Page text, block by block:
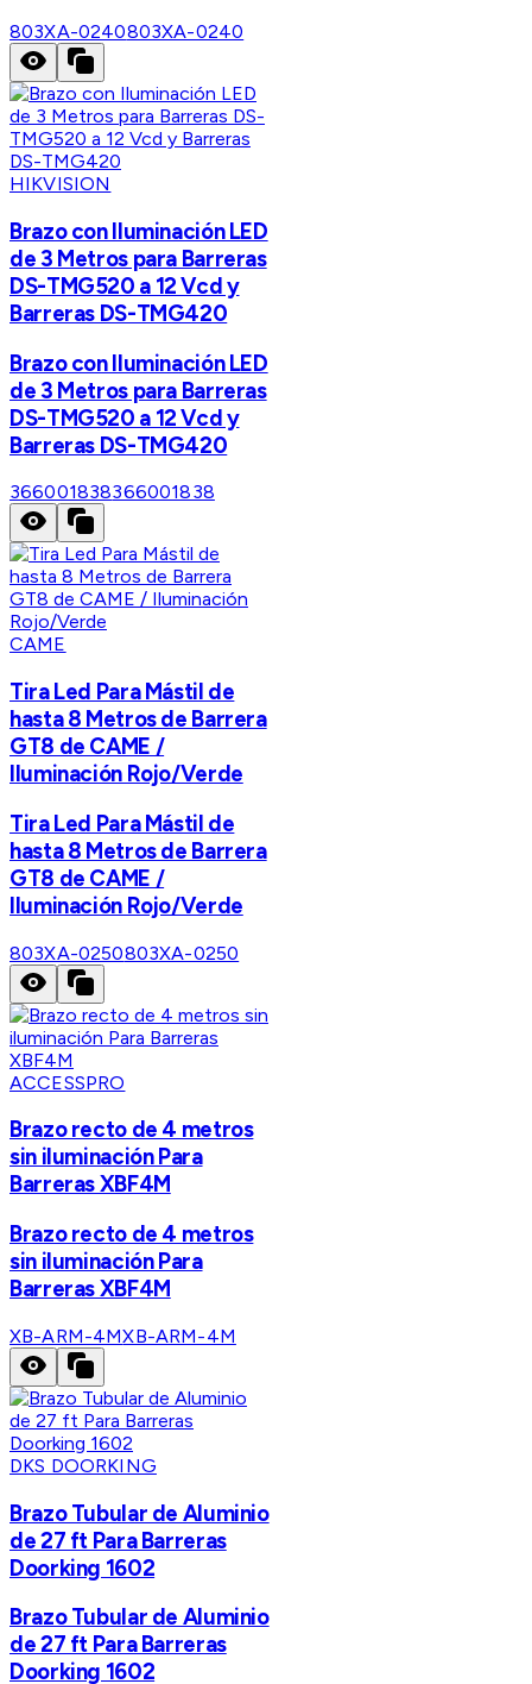
803XA-0240803XA-0240
HIKVISION
Brazo con Iluminación LED
de 3 Metros para Barreras
DS-TMG520 a 12 Vcd y
Barreras DS-TMG420
Brazo con Iluminación LED
de 3 Metros para Barreras
DS-TMG520 a 12 Vcd y
Barreras DS-TMG420
366001838366001838
CAME
Tira Led Para Mástil de
hasta 8 Metros de Barrera
GT8 de CAME /
Iluminación Rojo/Verde
Tira Led Para Mástil de
hasta 8 Metros de Barrera
GT8 de CAME /
Iluminación Rojo/Verde
803XA-0250803XA-0250
ACCESSPRO
Brazo recto de 4 metros
sin iluminación Para
Barreras XBF4M
Brazo recto de 4 metros
sin iluminación Para
Barreras XBF4M
XB-ARM-4MXB-ARM-4M
DKS DOORKING
Brazo Tubular de Aluminio
de 27 ft Para Barreras
Doorking 1602
Brazo Tubular de Aluminio
de 27 ft Para Barreras
Doorking 1602